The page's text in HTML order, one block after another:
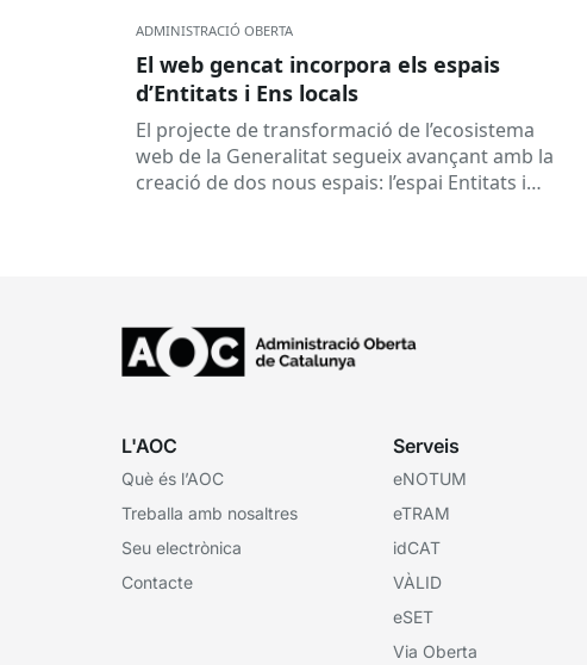
ADMINISTRACIÓ OBERTA
El web gencat incorpora els espais
d’Entitats i Ens locals
El projecte de transformació de l’ecosistema
web de la Generalitat segueix avançant amb la
creació de dos nous espais: l’espai Entitats i
L'AOC
Què és l’AOC
Treballa amb nosaltres
Seu electrònica
Contacte
Serveis
eNOTUM
eTRAM
idCAT
VÀLID
eSET
Via Oberta